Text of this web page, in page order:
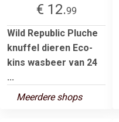
€ 12.99
Wild Republic Pluche
knuffel dieren Eco-
kins wasbeer van 24
...
Meerdere shops